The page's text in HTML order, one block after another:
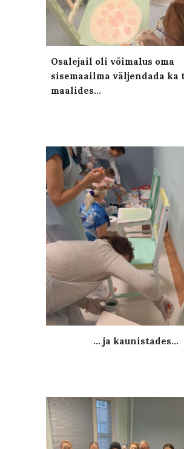
Osalejail oli võimalus oma
sisemaailma väljendada ka
maalides...
... ja kaunistades...